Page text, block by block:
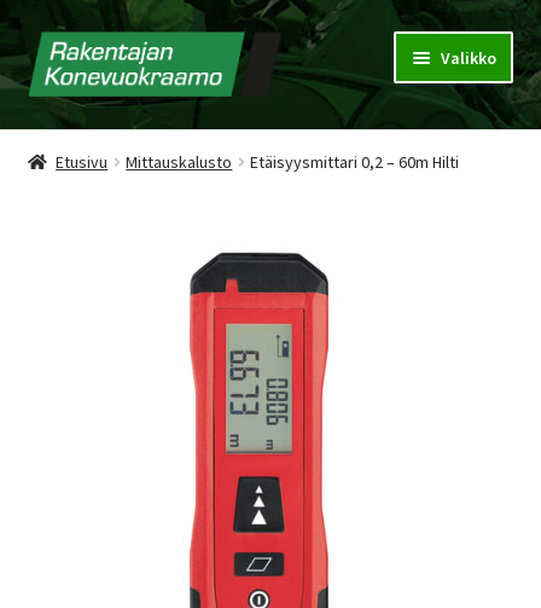
Valikko
Konevuokraamo
Etusivu Mittauskalusto Etäisyysmittari 0,2 – 60m Hilti